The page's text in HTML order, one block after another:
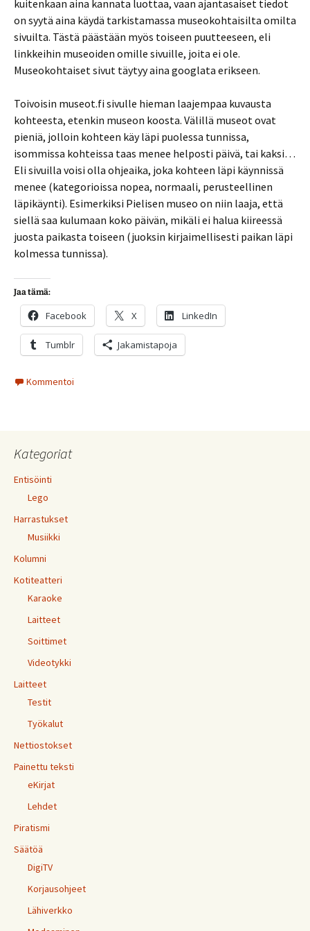
kuitenkaan aina kannata luottaa, vaan ajantasaiset tiedot
on syytä aina käydä tarkistamassa museokohtaisilta omilta
sivuilta. Tästä päästään myös toiseen puutteeseen, eli
linkkeihin museoiden omille sivuille, joita ei ole.
Museokohtaiset sivut täytyy aina googlata erikseen.
Toivoisin museot.fi sivulle hieman laajempaa kuvausta
kohteesta, etenkin museon koosta. Välillä museot ovat
pieniä, jolloin kohteen käy läpi puolessa tunnissa,
isommissa kohteissa taas menee helposti päivä, tai kaksi…
Eli sivuilla voisi olla ohjeaika, joka kohteen läpi käynnissä
menee (kategorioissa nopea, normaali, perusteellinen
läpikäynti). Esimerkiksi Pielisen museo on niin laaja, että
siellä saa kulumaan koko päivän, mikäli ei halua kiireessä
juosta paikasta toiseen (juoksin kirjaimellisesti paikan läpi
kolmessa tunnissa).
Jaa tämä:
Facebook X LinkedIn
Tumblr Jakamistapoja
Kommentoi
Kategoriat
Entisöinti
Lego
Harrastukset
Musiikki
Kolumni
Kotiteatteri
Karaoke
Laitteet
Soittimet
Videotykki
Laitteet
Testit
Työkalut
Nettiostokset
Painettu teksti
eKirjat
Lehdet
Piratismi
Säätöä
DigiTV
Korjausohjeet
Lähiverkko